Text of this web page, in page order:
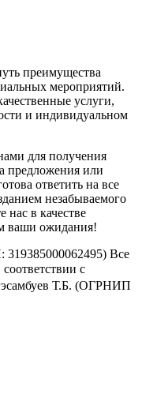
преимущества
мероприятий.
услуги,
и индивидуальном
для получения
предложения или
ответить на все
незабываемого
в качестве
ваши ожидания!
Все
в соответствии с
Т.Б. (ОГРНИП